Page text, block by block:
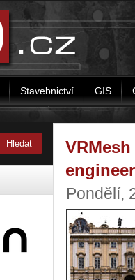
Stavebnictví GIS
Pondělí,